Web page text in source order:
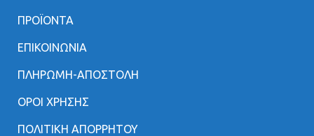
ΠΡΟΪΟΝΤΑ
ΕΠΙΚΟΙΝΩΝΙΑ
ΠΛΗΡΩΜΗ-ΑΠΟΣΤΟΛΗ
ΟΡΟΙ ΧΡΗΣΗΣ
ΠΟΛΙΤΙΚΗ ΑΠΟΡΡΗΤΟΥ